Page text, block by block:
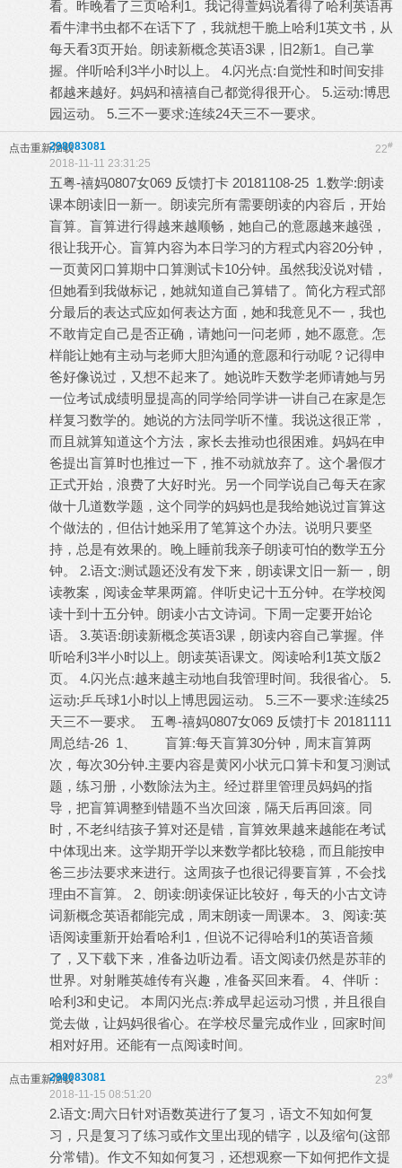
看。昨晚看了三页哈利1。我记得萱妈说看得了哈利英语再
看牛津书虫都不在话下了，我就想干脆上哈利1英文书，从
每天看3页开始。朗读新概念英语3课，旧2新1。自己掌
握。伴听哈利3半小时以上。 4.闪光点:自觉性和时间安排
都越来越好。妈妈和禧禧自己都觉得很开心。 5.运动:博思
园运动。 5.三不一要求:连续24天三不一要求。
点击重新加载 22#
298083081
2018-11-11 23:31:25
五粤-禧妈0807女069 反馈打卡 20181108-25 1.数学:朗读
课本朗读旧一新一。朗读完所有需要朗读的内容后，开始
盲算。盲算进行得越来越顺畅，她自己的意愿越来越强，
很让我开心。盲算内容为本日学习的方程式内容20分钟，
一页黄冈口算期中口算测试卡10分钟。虽然我没说对错，
但她看到我做标记，她就知道自己算错了。简化方程式部
分最后的表达式应如何表达方面，她和我意见不一，我也
不敢肯定自己是否正确，请她问一问老师，她不愿意。怎
样能让她有主动与老师大胆沟通的意愿和行动呢？记得申
爸好像说过，又想不起来了。她说昨天数学老师请她与另
一位考试成绩明显提高的同学给同学讲一讲自己在家是怎
样复习数学的。她说的方法同学听不懂。我说这很正常，
而且就算知道这个方法，家长去推动也很困难。妈妈在申
爸提出盲算时也推过一下，推不动就放弃了。这个暑假才
正式开始，浪费了大好时光。另一个同学说自己每天在家
做十几道数学题，这个同学的妈妈也是我给她说过盲算这
个做法的，但估计她采用了笔算这个办法。说明只要坚
持，总是有效果的。晚上睡前我亲子朗读可怕的数学五分
钟。 2.语文:测试题还没有发下来，朗读课文旧一新一，朗
读教案，阅读金苹果两篇。伴听史记十五分钟。在学校阅
读十到十五分钟。朗读小古文诗词。下周一定要开始论
语。 3.英语:朗读新概念英语3课，朗读内容自己掌握。伴
听哈利3半小时以上。朗读英语课文。阅读哈利1英文版2
页。 4.闪光点:越来越主动地自我管理时间。我很省心。 5.
运动:乒乓球1小时以上博思园运动。 5.三不一要求:连续25
天三不一要求。 五粤-禧妈0807女069 反馈打卡 20181111
周总结-26 1、 盲算:每天盲算30分钟，周末盲算两
次，每次30分钟.主要内容是黄冈小状元口算卡和复习测试
题，练习册，小数除法为主。经过群里管理员妈妈的指
导，把盲算调整到错题不当次回滚，隔天后再回滚。同
时，不老纠结孩子算对还是错，盲算效果越来越能在考试
中体现出来。这学期开学以来数学都比较稳，而且能按申
爸三步法要求来进行。这周孩子也很记得要盲算，不会找
理由不盲算。 2、朗读:朗读保证比较好，每天的小古文诗
词新概念英语都能完成，周末朗读一周课本。 3、阅读:英
语阅读重新开始看哈利1，但说不记得哈利1的英语音频
了，又下载下来，准备边听边看。语文阅读仍然是苏菲的
世界。对射雕英雄传有兴趣，准备买回来看。 4、伴听：
哈利3和史记。 本周闪光点:养成早起运动习惯，并且很自
觉去做，让妈妈很省心。在学校尽量完成作业，回家时间
相对好用。还能有一点阅读时间。
点击重新加载 23#
298083081
2018-11-15 08:51:20
2.语文:周六日针对语数英进行了复习，语文不知如何复
习，只是复习了练习或作文里出现的错字，以及缩句(这部
分常错)。作文不知如何复习，还想观察一下如何把作文提